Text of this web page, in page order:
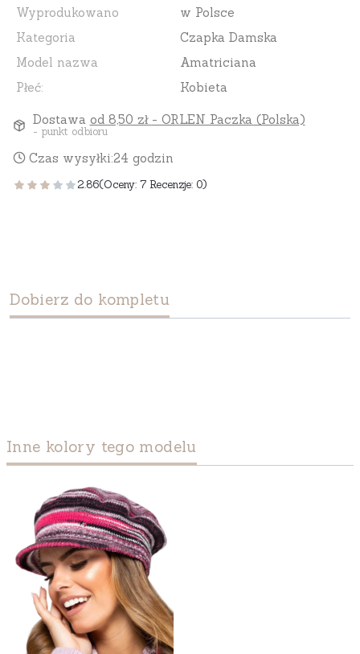
Wyprodukowano
w Polsce
Kategoria
Czapka Damska
Model nazwa
Amatriciana
Płeć:
Kobieta
Dostawa od 8,50 zł - ORLEN Paczka (Polska)
- punkt odbioru
Czas wysyłki:24 godzin
2.86(Oceny: 7 Recenzje: 0)
Dobierz do kompletu
Inne kolory tego modelu